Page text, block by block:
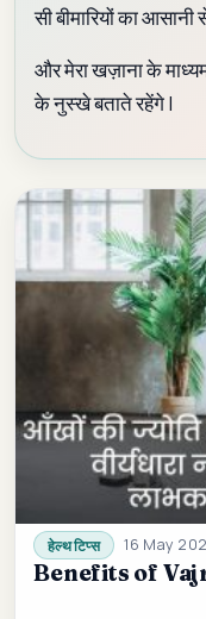
सी बीमारियों का
और मेरा खज़ाना के
के नुस्खे बताते रहेंगे |
हेल्थ टिप्स 16 May
Benefits of